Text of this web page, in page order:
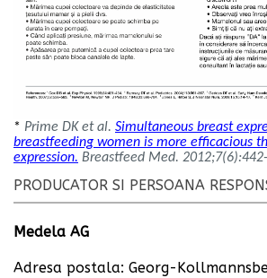
* Prime DK et al. Simultaneous breast
breastfeeding women is more efficacious
expression. Breastfeed Med.
PRODUCATOR SI PERSOANA
Medela AG
Adresa postala: Georg-